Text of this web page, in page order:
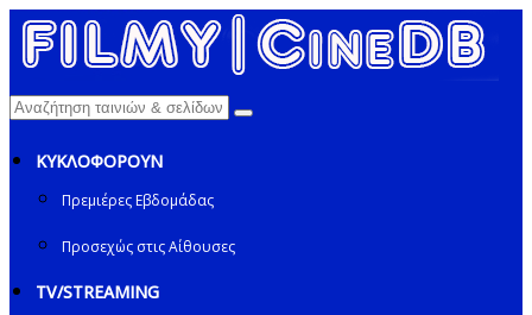
ΚΥΚΛΟΦΟΡΟΥΝ
Πρεμιέρες Εβδομάδας
Προσεχώς στις Αίθουσες
TV/STREAMING